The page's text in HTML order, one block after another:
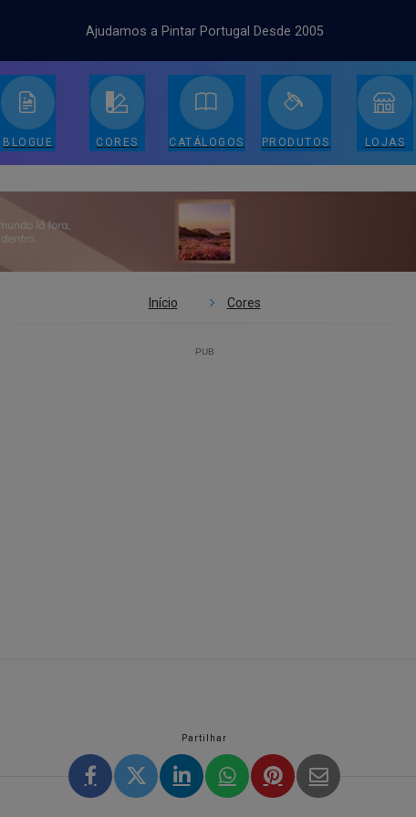
Ajudamos a Pintar Portugal Desde 2005
BLOGUE CORES CATÁLOGOS PRODUTOS LOJAS
Início Cores
Partilhar